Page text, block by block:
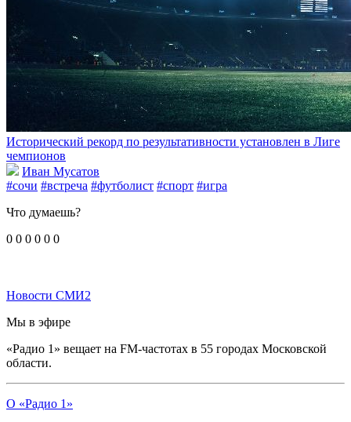
Исторический рекорд по результативности установлен в Лиге
чемпионов
Иван Мусатов
#сочи #встреча #футболист #спорт #игра
Что думаешь?
0 0 0 0 0 0
Новости СМИ2
Мы в эфире
«Радио 1» вещает на FM-частотах в 55 городах Московской
области.
О «Радио 1»